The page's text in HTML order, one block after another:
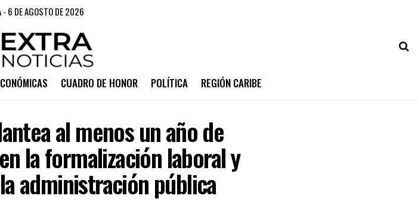
- 6 DE AGOSTO DE 2026
CUADRO DE HONOR POLÍTICA REGIÓN CARIBE
al menos un año de
la formalización laboral y
administración pública